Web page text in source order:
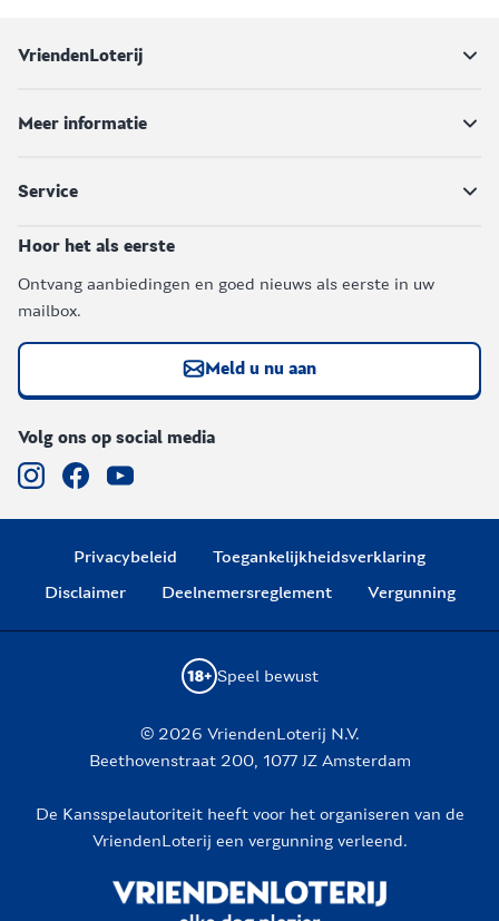
VriendenLoterij
Meer informatie
Service
Hoor het als eerste
Ontvang aanbiedingen en goed nieuws als eerste in uw
mailbox.
Meld u nu aan
Volg ons op social media
Privacybeleid
Toegankelijkheidsverklaring
Disclaimer
Deelnemersreglement Vergunning
Speel bewust
© 2026 VriendenLoterij N.V.
Beethovenstraat 200, 1077 JZ Amsterdam
De Kansspelautoriteit heeft voor het organiseren van de
VriendenLoterij een vergunning verleend.